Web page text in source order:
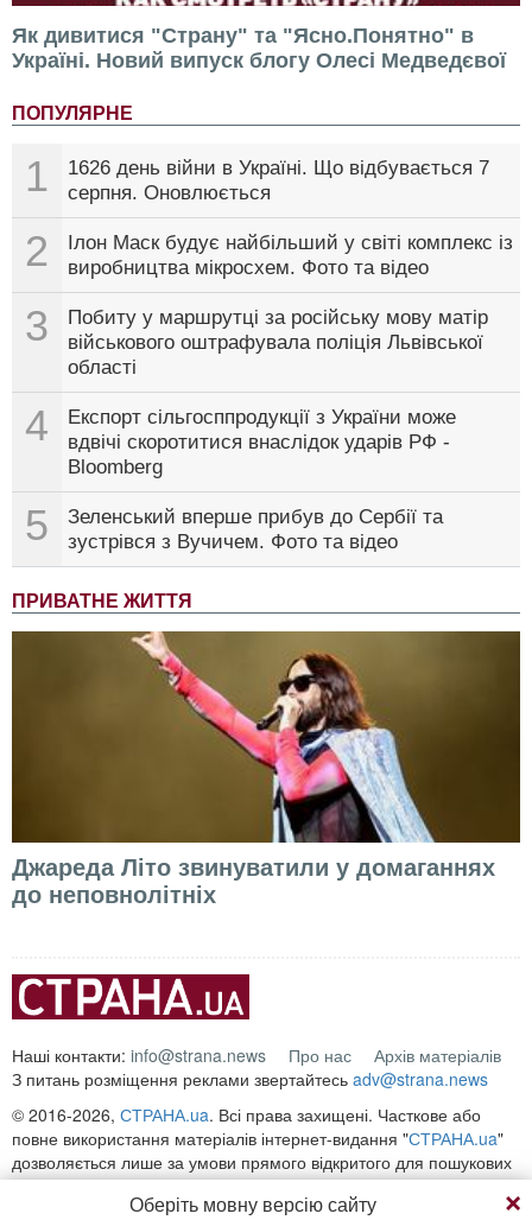
Як дивитися "Страну" та "Ясно.Понятно" в
Україні. Новий випуск блогу Олесі Медведєвої
ПОПУЛЯРНЕ
1
1626 день війни в Україні. Що відбувається 7
серпня. Оновлюється
2
Ілон Маск будує найбільший у світі комплекс із
виробництва мікросхем. Фото та відео
3
Побиту у маршрутці за російську мову матір
військового оштрафувала поліція Львівської
області
4
Експорт сільгосппродукції з України може
вдвічі скоротитися внаслідок ударів РФ -
Bloomberg
5
Зеленський вперше прибув до Сербії та
зустрівся з Вучичем. Фото та відео
ПРИВАТНЕ ЖИТТЯ
Джареда Літо звинуватили у домаганнях
до неповнолітніх
Наші контакти: info@strana.news Про нас
Архів матеріалів
З питань розміщення реклами звертайтесь adv@strana.news
© 2016-2026, СТРАНА.ua. Всі права захищені. Часткове або
повне використання матеріалів інтернет-видання "СТРАНА.ua"
дозволяється лише за умови прямого відкритого для пошукових
систем гіперпосилання на безпосередню адресу матеріалу на
Оберіть мовну версію сайту